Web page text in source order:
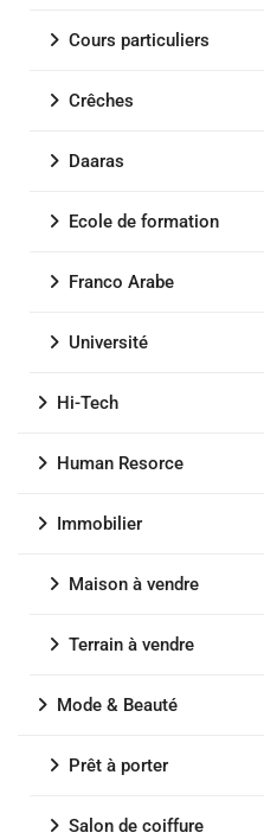
Cours particuliers
Crêches
Daaras
Ecole de formation
Franco Arabe
Université
Hi-Tech
Human Resorce
Immobilier
Maison à vendre
Terrain à vendre
Mode & Beauté
Prêt à porter
Salon de coiffure